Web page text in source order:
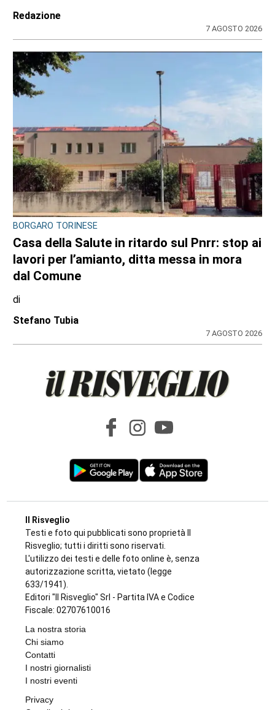
Redazione
7 AGOSTO 2026
BORGARO TORINESE
Casa della Salute in ritardo sul Pnrr: stop ai
lavori per l’amianto, ditta messa in mora
dal Comune
di
Stefano Tubia
7 AGOSTO 2026
Il Risveglio
Testi e foto qui pubblicati sono proprietà Il
Risveglio; tutti i diritti sono riservati.
L'utilizzo dei testi e delle foto online è, senza
autorizzazione scritta, vietato (legge
633/1941).
Editori "Il Risveglio" Srl - Partita IVA e Codice
Fiscale: 02707610016
La nostra storia
Chi siamo
Contatti
I nostri giornalisti
I nostri eventi
Privacy